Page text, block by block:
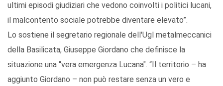
ultimi episodi giudiziari che vedono coinvolti i politici lucani,
il malcontento sociale potrebbe diventare elevato”.
Lo sostiene il segretario regionale dell'Ugl metalmeccanici
della Basilicata, Giuseppe Giordano che definisce la
situazione una “vera emergenza Lucana". “Il territorio – ha
aggiunto Giordano – non può restare senza un vero e